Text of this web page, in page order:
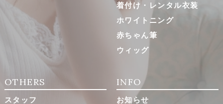
着付け・レンタル衣装
ホワイトニング
赤ちゃん筆
ウィッグ
OTHERS
スタッフ
INFO
お知らせ